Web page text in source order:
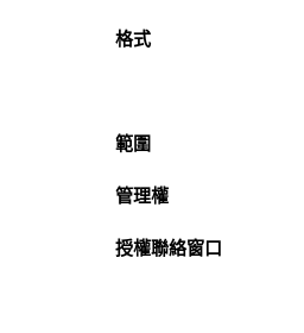
格式
範圍
管理權
授權聯絡窗口